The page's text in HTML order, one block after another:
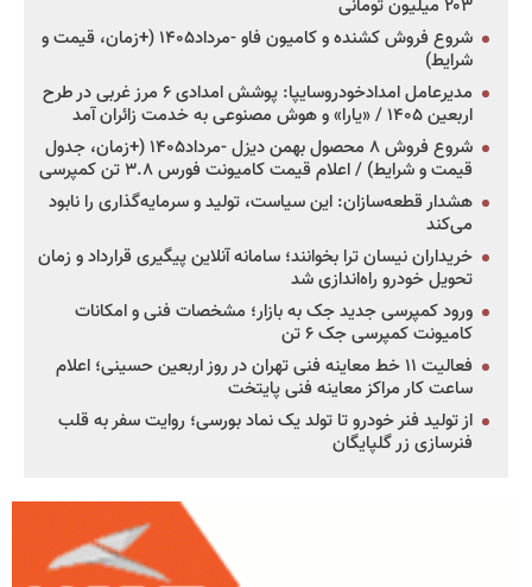
۲۰۳ میلیون تومانی
شروع فروش کشنده و کامیون فاو -مرداد۱۴۰۵ (+زمان، قیمت و
شرایط)
مدیرعامل امدادخودروسایپا: پوشش امدادی ۶ مرز غربی در طرح
اربعین ۱۴۰۵ / «یارا» و هوش مصنوعی به خدمت زائران آمد
شروع فروش ۸ محصول بهمن دیزل -مرداد۱۴۰۵ (+زمان، جدول
قیمت و شرایط) / اعلام قیمت کامیونت فورس ۳.۸ تن کمپرسی
هشدار قطعه‌سازان: این سیاست، تولید و سرمایه‌گذاری را نابود
می‌کند
خریداران نیسان ترا بخوانند؛ سامانه آنلاین پیگیری قرارداد و زمان
تحویل خودرو راه‌اندازی شد
ورود کمپرسی جدید جک به بازار؛ مشخصات فنی و امکانات
کامیونت کمپرسی جک ۶ تن
فعالیت ۱۱ خط معاینه فنی تهران در روز اربعین حسینی؛ اعلام
ساعت کار مراکز معاینه فنی پایتخت
از تولید فنر خودرو تا تولد یک نماد بورسی؛ روایت سفر به قلب
فنرسازی زر گلپایگان